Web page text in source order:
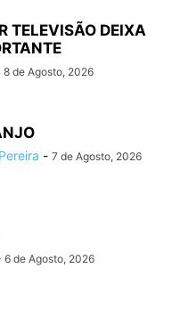
TELEVISÃO DEIXA
8 de Agosto, 2026
- 7 de Agosto, 2026
6 de Agosto, 2026